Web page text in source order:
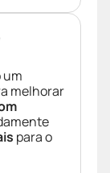
um
melhorar
para o